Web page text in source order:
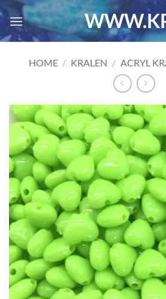
Ga
naar
inhoud
HOME / KRALEN / ACRYL